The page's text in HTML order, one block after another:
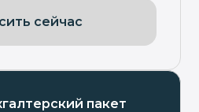
сейчас
пакет